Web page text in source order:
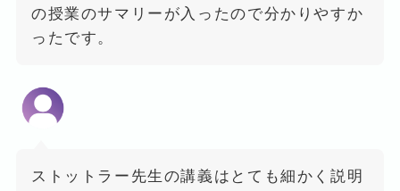
の授業のサマリーが入ったので分かりやすか
ったです。
ストットラー先生の講義はとても細かく説明